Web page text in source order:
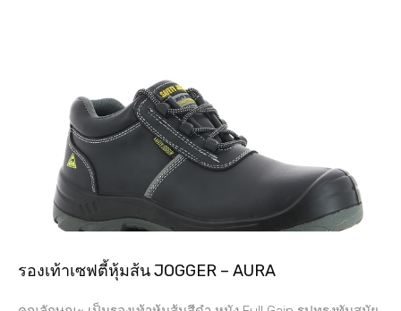
รองเท้าเซฟตี้หุ้มส้น JOGGER – AURA